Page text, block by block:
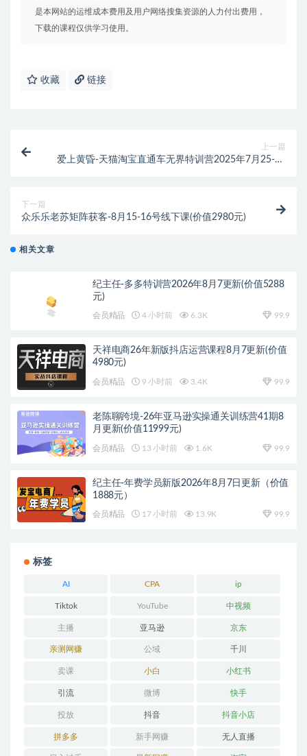
是本网站的运维成本费用及用户网络搜集资源的人力付出费用，
下载的课程仅供学习使用。
收藏 链接
上一篇
爱上黄昏-天猫淘宝直通车无界特训营2025年7月25-27
下一篇
众乐乐老苏矩阵获客-8月15-16号线下课(价值2980元)
相关文章
纪主任-多多特训营2026年8月7更新(价值5288
元)
会员精品 4 小时前 6.3K 99.9
天祥电商26年新版抖店运营课程8月7更新(价值
4980元)
会员精品 9 小时前 3.4K 99.9
老陈聊跨境-26年亚马逊实操通关训练营41期8
月更新(价值11999元)
会员精品 13 小时前 1.6K 99.9
纪主任-年费学员新版2026年8月7日更新（价值
1888元）
会员精品 17 小时前 13.9K 99.9
标签
AI CPA ip
Tiktok YouTube 中视频
主播 亚马逊 京东
亲测网赚 公域 千川
卖课 小白 小红书
引流 微博 快手
投放 抖音 抖音小店
拼多多 新手网赚 无人直播